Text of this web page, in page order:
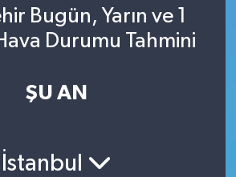
Bugün, Yarın ve 1
Durumu Tahmini
ŞU AN
İstanbul
Durumu ve Fikstür